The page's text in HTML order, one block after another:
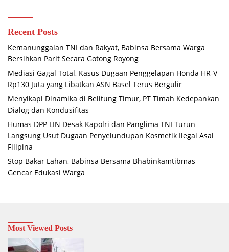
Recent Posts
Kemanunggalan TNI dan Rakyat, Babinsa Bersama Warga
Bersihkan Parit Secara Gotong Royong
Mediasi Gagal Total, Kasus Dugaan Penggelapan Honda HR-V
Rp130 Juta yang Libatkan ASN Basel Terus Bergulir
Menyikapi Dinamika di Belitung Timur, PT Timah Kedepankan
Dialog dan Kondusifitas
Humas DPP LIN Desak Kapolri dan Panglima TNI Turun
Langsung Usut Dugaan Penyelundupan Kosmetik Ilegal Asal
Filipina
Stop Bakar Lahan, Babinsa Bersama Bhabinkamtibmas
Gencar Edukasi Warga
Most Viewed Posts